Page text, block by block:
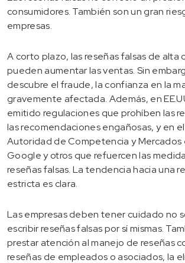
consumidores. También son un gran
empresas.
A corto plazo, las reseñas falsas de alta
pueden aumentar las ventas. Sin
descubre el fraude, la confianza en la
gravemente afectada. Además, en
emitido regulaciones que prohíben las
las recomendaciones engañosas, y en
Autoridad de Competencia y Mercados
Google y otros que refuercen las
reseñas falsas. La tendencia hacia una
estricta es clara.
Las empresas deben tener cuidado no
escribir reseñas falsas por sí mismas.
prestar atención al manejo de reseñas
reseñas de empleados o asociados, la